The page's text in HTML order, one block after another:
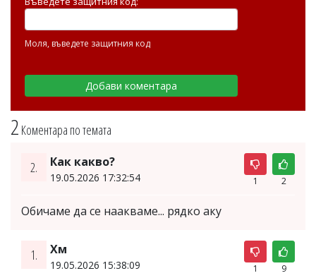
2 Коментара по темата
2. Как какво?
19.05.2026 17:32:54 1 2
Обичаме да се наакваме... рядко аку
1. Хм
19.05.2026 15:38:09 1 9
Моля, въведете защитния код